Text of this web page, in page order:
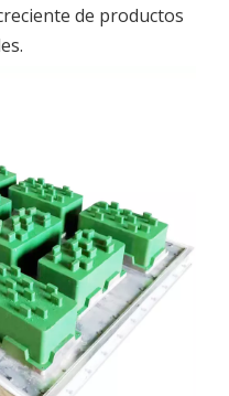
de productos